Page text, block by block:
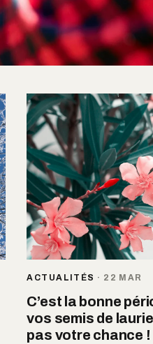
ACTUALITÉS · 22 MAR
C’est la bonne
vos semis de
pas votre chance !